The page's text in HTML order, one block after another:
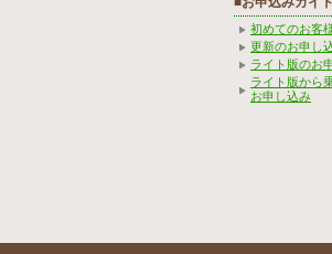
初めてのお客
更新のお申し
ライト版のお
ライト版から
お申し込み